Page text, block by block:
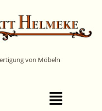
von Möbeln
Main
Menu